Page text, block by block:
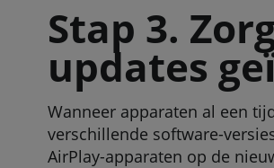
Stap 3.
updates
Wanneer apparaten al een
verschillende software-
AirPlay-apparaten op de